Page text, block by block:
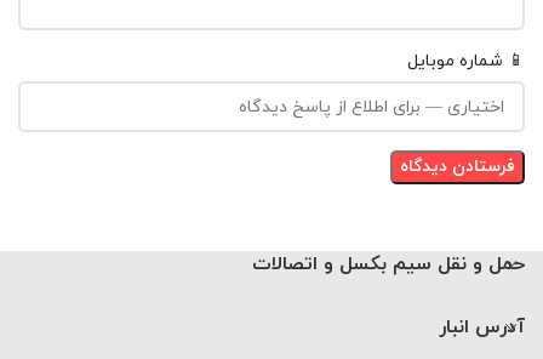
📱 شماره موبایل
حمل و نقل سیم بکسل و اتصالات
آدرس انبار